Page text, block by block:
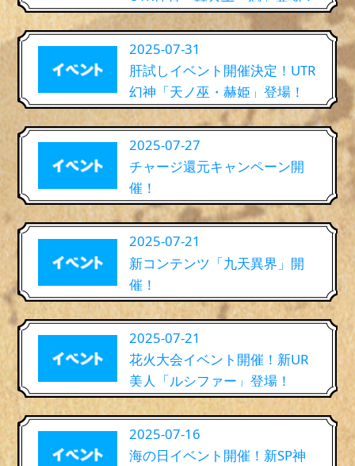
2025-07-31
肝試しイベント開催決定！UTR
幻神「天ノ巫・赫姫」登場！
2025-07-27
チャージ還元キャンペーン開
催！
2025-07-21
新コンテンツ「九天異界」開
催！
2025-07-21
花火大会イベント開催！新UR
美人「ルシファー」登場！
2025-07-16
海の日イベント開催！新SP神